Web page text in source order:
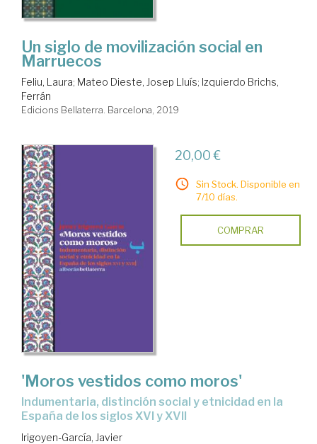
Un siglo de movilización social en
Marruecos
Feliu, Laura; Mateo Dieste, Josep Lluís; Izquierdo Brichs,
Ferrán
Edicions Bellaterra. Barcelona, 2019
20,00 €
Sin Stock. Disponible en
7/10 días.
COMPRAR
'Moros vestidos como moros'
indumentaria, distinción social y etnicidad en la
España de los siglos XVI y XVII
Irigoyen-García, Javier